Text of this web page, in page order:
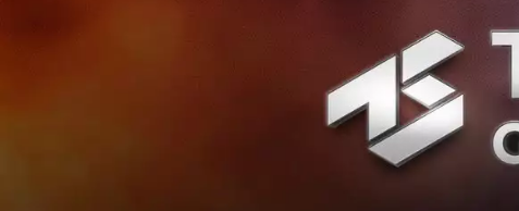
13.00 - 13.30
by Nutthaseth
Microsoft 15.15 -